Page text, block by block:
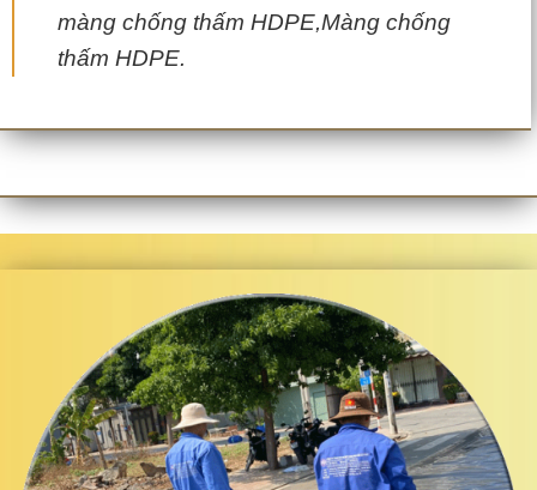
màng chống thấm HDPE,Màng chống
thấm HDPE.